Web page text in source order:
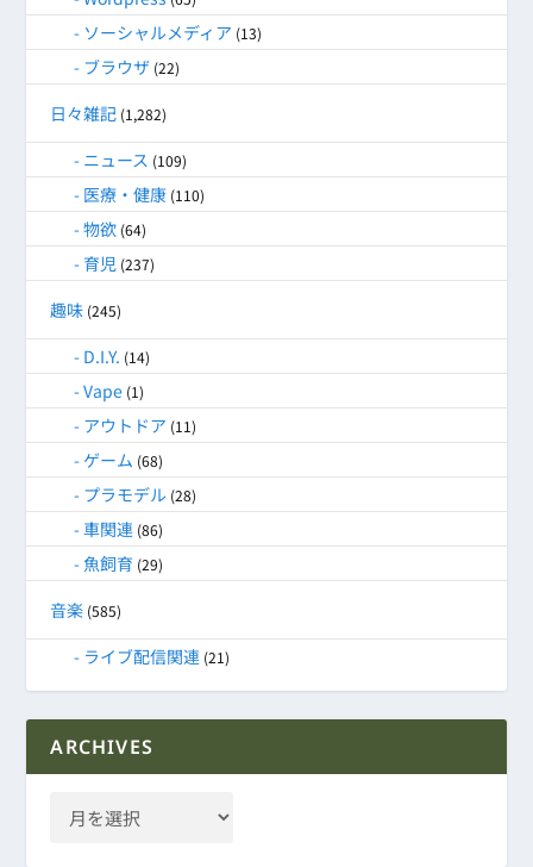
ソーシャルメディア (13)
ブラウザ (22)
日々雑記 (1,282)
ニュース (109)
医療・健康 (110)
物欲 (64)
育児 (237)
趣味 (245)
D.I.Y. (14)
Vape (1)
アウトドア (11)
ゲーム (68)
プラモデル (28)
車関連 (86)
魚飼育 (29)
音楽 (585)
ライブ配信関連 (21)
ARCHIVES